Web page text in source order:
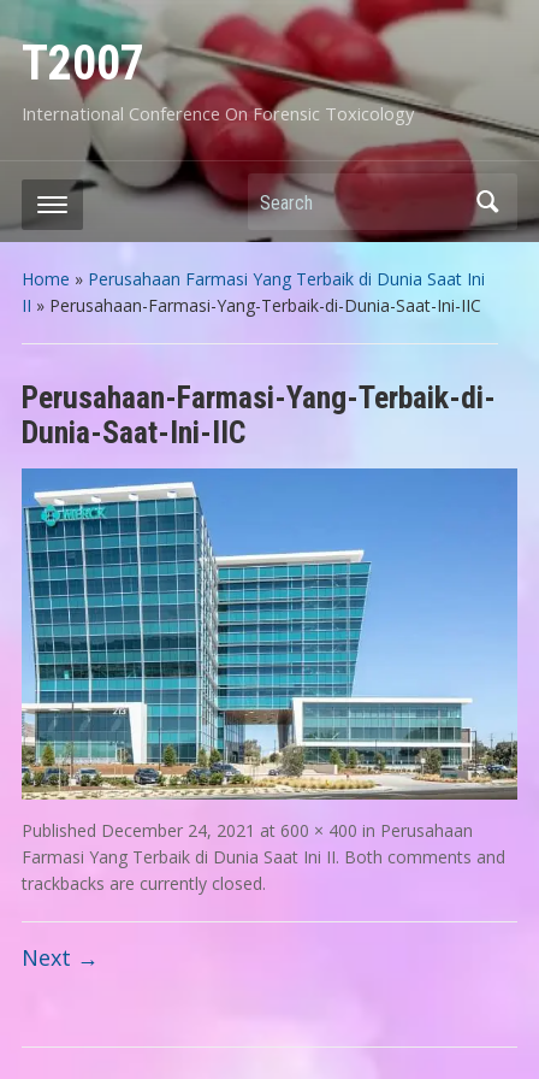
T2007
International Conference On Forensic Toxicology
Search
Home » Perusahaan Farmasi Yang Terbaik di Dunia Saat Ini
II » Perusahaan-Farmasi-Yang-Terbaik-di-Dunia-Saat-Ini-IIC
Perusahaan-Farmasi-Yang-Terbaik-di-
Dunia-Saat-Ini-IIC
Published December 24, 2021 at 600 × 400 in Perusahaan
Farmasi Yang Terbaik di Dunia Saat Ini II. Both comments and
trackbacks are currently closed.
Next →